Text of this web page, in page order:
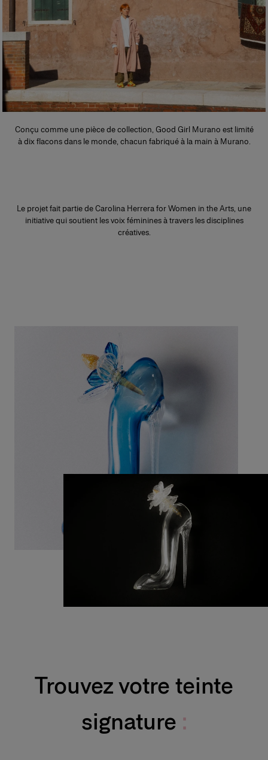
Conçu comme une pièce de collection, Good Girl Murano est limité
à dix flacons dans le monde, chacun fabriqué à la main à Murano.
Le projet fait partie de Carolina Herrera for Women in the Arts, une
initiative qui soutient les voix féminines à travers les disciplines
créatives.
Trouvez votre teinte
signature :